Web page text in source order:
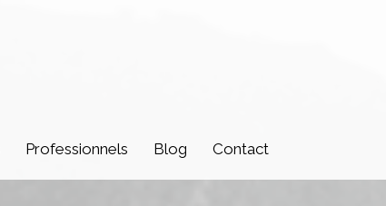
Professionnels Blog Contact